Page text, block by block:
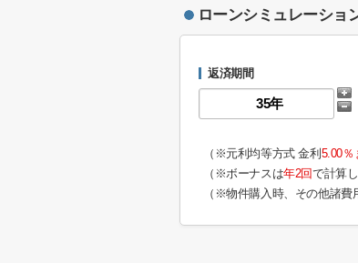
ローンシミュレーショ
返済期間
（※元利均等方式 金利 5.00％
（※ボーナスは年2回で計算
（※物件購入時、その他諸費